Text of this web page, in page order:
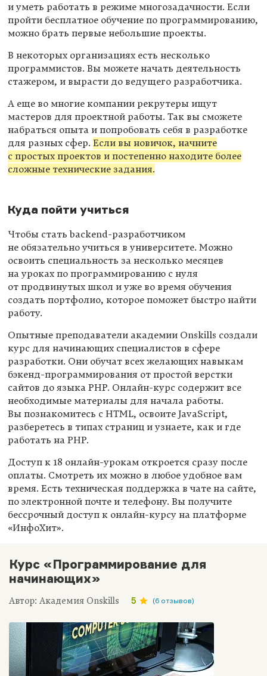
и уметь работать в режиме многозадачности. Если
пройти бесплатное обучение по программированию,
можно брать первые небольшие проекты.
В некоторых организациях есть несколько
программистов. Вы можете начать деятельность
стажером, и вырасти до ведущего разработчика.
А еще во многие компании рекрутеры ищут
мастеров для проектной работы. Так вы сможете
набраться опыта и попробовать себя в разработке
для разных сфер. Если вы новичок, начните
с простых проектов и постепенно находите более
сложные технические задания.
Куда пойти учиться
Чтобы стать backend-разработчиком
не обязательно учиться в университете. Можно
освоить специальность за несколько месяцев
на уроках по программированию с нуля
от продвинутых школ и уже во время обучения
создать портфолио, которое поможет быстро найти
работу.
Опытные преподаватели академии Onskills создали
курс для начинающих специалистов в сфере
разработки. Они обучат всех желающих навыкам
бэкенд-программирования от простой верстки
сайтов до языка PHP. Онлайн-курс содержит все
необходимые материалы для начала работы.
Вы познакомитесь с HTML, освоите JavaScript,
разберетесь в типах страниц и узнаете, как и где
работать на PHP.
Доступ к 18 онлайн-урокам откроется сразу после
оплаты. Смотреть их можно в любое удобное вам
время. Есть техническая поддержка в чате на сайте,
по электронной почте и телефону. Вы получите
бессрочный доступ к онлайн-курсу на платформе
«ИнфоХит».
Курс «Программирование для
начинающих»
Автор: Академия Onskills 5 (6 отзывов)